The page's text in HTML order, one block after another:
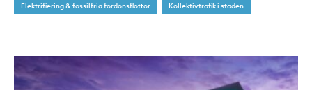
Elektrifiering & fossilfria fordonsflottor Kollektivtrafik i staden